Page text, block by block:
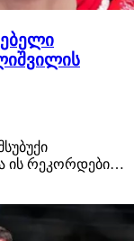
ის რეკორდები,
კიდევ
საბმიშენით 61
"…